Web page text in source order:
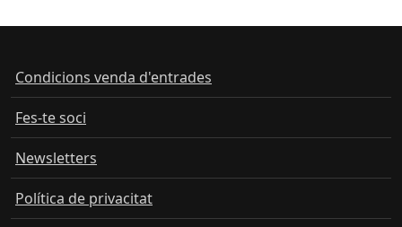
Condicions venda d'entrades
Fes-te soci
Newsletters
Política de privacitat